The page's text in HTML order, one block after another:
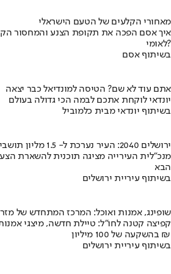
מאחורי הקלעים של הטעם הישראלי
לאומי?
בשיתוף אסם
אתם עוד לא שם? הטיסה למונדיאל כבר יצאה
יונדאי לוקחת אתכם לבמה הכי גדולה בעולם
בשיתוף יונדאי מבית כלמוביל
ירושלים 2040: העיר נערכת ל- 1.5 מליון תושבים
מנכ"לית העירייה מציגה תוכנית להשארת
הבא
בשיתוף עיריית ירושלים
שופינג, אמנות ואוכל: המרכז המתחדש של
קפיצה קטנה לחו"ל: טיילת חדשה, מיצגי
בהשקעה של 100 מיליון ₪
בשיתוף עיריית ירושלים